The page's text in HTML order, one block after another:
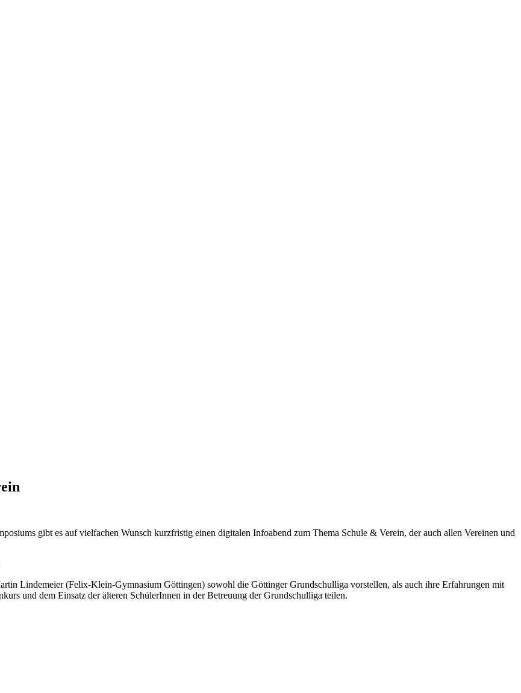
gibt es auf vielfachen Wunsch kurzfristig einen digitalen Infoabend zum Thema Schule & Verein, der auch allen Vereinen und
Lindemeier (Felix-Klein-Gymnasium Göttingen) sowohl die Göttinger Grundschulliga vorstellen, als auch ihre Erfahrungen mit
und dem Einsatz der älteren SchülerInnen in der Betreuung der Grundschulliga teilen.